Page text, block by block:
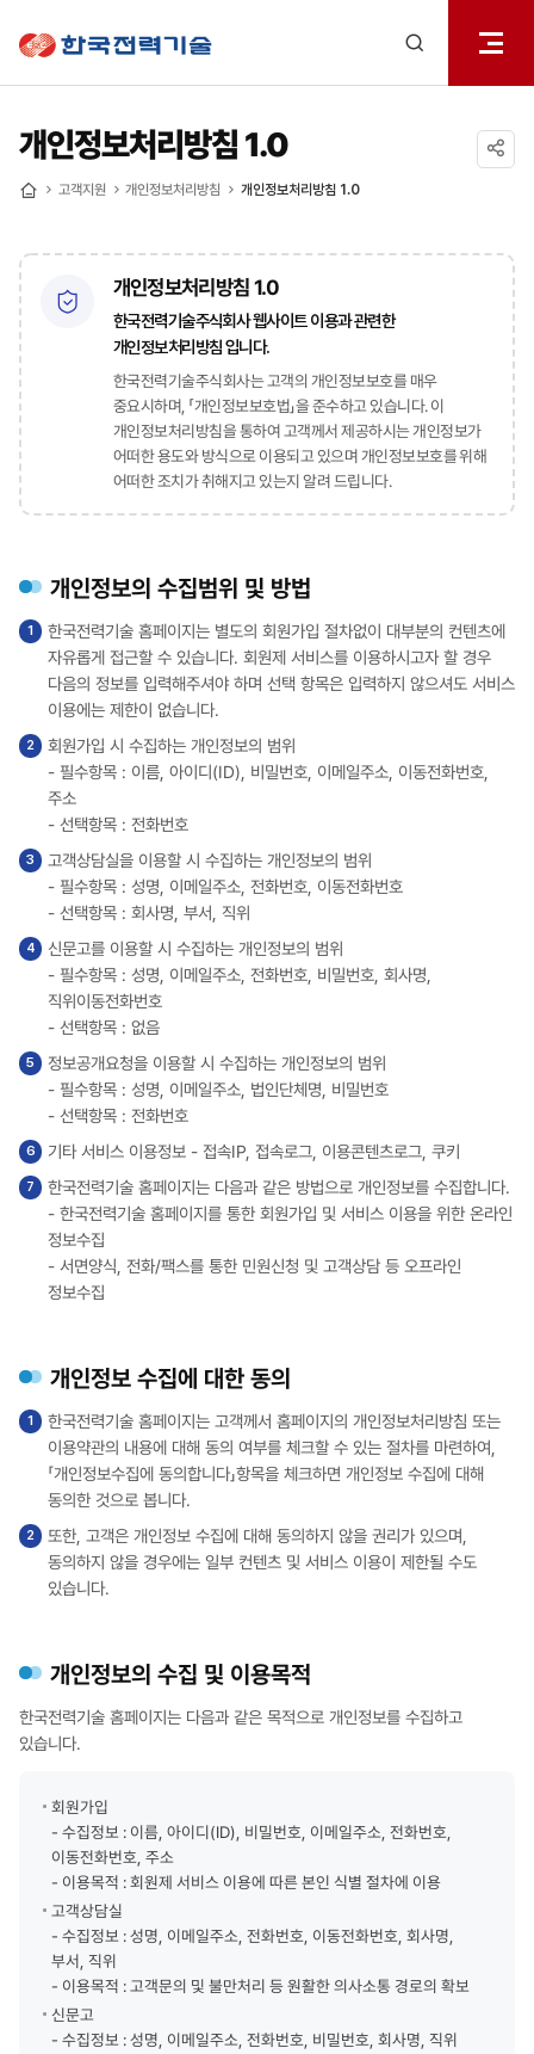
열기
개인정보처리방침 1.0
고객지원 개인정보처리방침 개인정보처리방침 1.0
개인정보처리방침 1.0
한국전력기술주식회사 웹사이트 이용과 관련한
개인정보처리방침 입니다.
한국전력기술주식회사는 고객의 개인정보보호를 매우
중요시하며, 「개인정보보호법」을 준수하고 있습니다. 이
개인정보처리방침을 통하여 고객께서 제공하시는 개인정보가
어떠한 용도와 방식으로 이용되고 있으며 개인정보보호를 위해
어떠한 조치가 취해지고 있는지 알려 드립니다.
개인정보의 수집범위 및 방법
한국전력기술 홈페이지는 별도의 회원가입 절차없이 대부분의 컨텐츠에
자유롭게 접근할 수 있습니다. 회원제 서비스를 이용하시고자 할 경우
다음의 정보를 입력해주셔야 하며 선택 항목은 입력하지 않으셔도 서비스
이용에는 제한이 없습니다.
회원가입 시 수집하는 개인정보의 범위
- 필수항목 : 이름, 아이디(ID), 비밀번호, 이메일주소, 이동전화번호,
주소
- 선택항목 : 전화번호
고객상담실을 이용할 시 수집하는 개인정보의 범위
- 필수항목 : 성명, 이메일주소, 전화번호, 이동전화번호
- 선택항목 : 회사명, 부서, 직위
신문고를 이용할 시 수집하는 개인정보의 범위
- 필수항목 : 성명, 이메일주소, 전화번호, 비밀번호, 회사명,
직위이동전화번호
- 선택항목 : 없음
정보공개요청을 이용할 시 수집하는 개인정보의 범위
- 필수항목 : 성명, 이메일주소, 법인단체명, 비밀번호
- 선택항목 : 전화번호
기타 서비스 이용정보 - 접속IP, 접속로그, 이용콘텐츠로그, 쿠키
한국전력기술 홈페이지는 다음과 같은 방법으로 개인정보를 수집합니다.
- 한국전력기술 홈페이지를 통한 회원가입 및 서비스 이용을 위한 온라인
정보수집
- 서면양식, 전화/팩스를 통한 민원신청 및 고객상담 등 오프라인
정보수집
개인정보 수집에 대한 동의
한국전력기술 홈페이지는 고객께서 홈페이지의 개인정보처리방침 또는
이용약관의 내용에 대해 동의 여부를 체크할 수 있는 절차를 마련하여,
「개인정보수집에 동의합니다」항목을 체크하면 개인정보 수집에 대해
동의한 것으로 봅니다.
또한, 고객은 개인정보 수집에 대해 동의하지 않을 권리가 있으며,
동의하지 않을 경우에는 일부 컨텐츠 및 서비스 이용이 제한될 수도
있습니다.
개인정보의 수집 및 이용목적
한국전력기술 홈페이지는 다음과 같은 목적으로 개인정보를 수집하고
있습니다.
회원가입
- 수집정보 : 이름, 아이디(ID), 비밀번호, 이메일주소, 전화번호,
이동전화번호, 주소
- 이용목적 : 회원제 서비스 이용에 따른 본인 식별 절차에 이용
고객상담실
- 수집정보 : 성명, 이메일주소, 전화번호, 이동전화번호, 회사명,
부서, 직위
- 이용목적 : 고객문의 및 불만처리 등 원활한 의사소통 경로의 확보
신문고
- 수집정보 : 성명, 이메일주소, 전화번호, 비밀번호, 회사명, 직위